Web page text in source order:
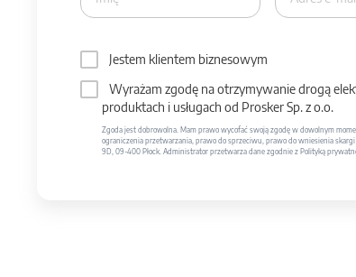
Jestem klientem biznesowym
Wyrażam zgodę na otrzymywanie drogą
produktach i usługach od Prosker Sp. z o.o.
Zgoda jest dobrowolna. Mam prawo wycofać swoją zgodę w dowolnym
ograniczenia przetwarzania, prawo do sprzeciwu, prawo do wniesienia
9D, 09-400 Płock. Administrator przetwarza dane zgodnie z Polityką